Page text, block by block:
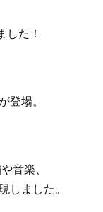
した！
が登場。
音楽、
しました。